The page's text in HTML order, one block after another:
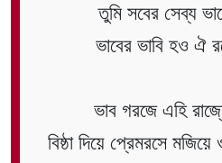
তুমি সবের সেব্য
ভাবের ভাবি হও ঐ
ভাব গরজে এহি
বিষ্ঠা দিয়ে প্রেমরসে